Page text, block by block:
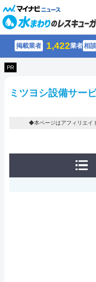
掲載業者 1,422業者相
PR
ミツヨシ設備サー
◆本ページはアフィリエイ